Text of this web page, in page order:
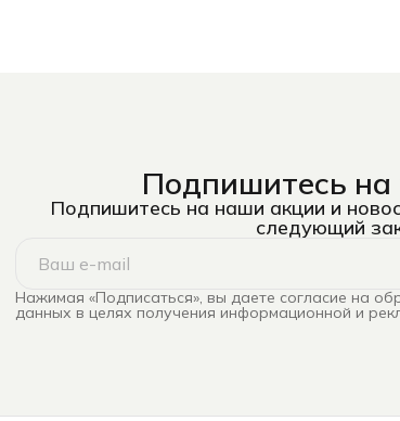
Подпишитесь на
Подпишитесь на наши акции и
следующий
Нажимая «Подписаться», вы даете согласие на
данных в целях получения информационной и